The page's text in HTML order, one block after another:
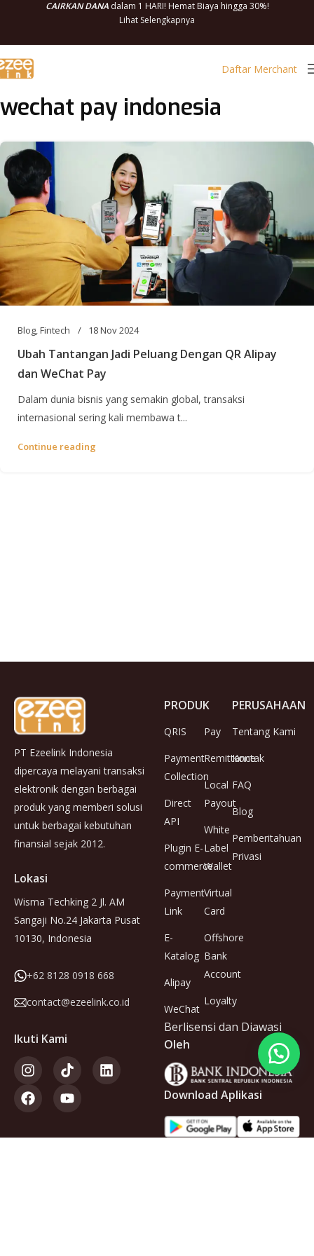
CAIRKAN DANAdalam 1 HARI! Hemat Biaya hingga 30%!
Lihat Selengkapnya
Daftar Merchant
wechat pay indonesia
Blog,Fintech 18 Nov 2024
Ubah Tantangan Jadi Peluang Dengan QR Alipay
dan WeChat Pay
Dalam dunia bisnis yang semakin global, transaksi
internasional sering kali membawa t...
Continue reading
PT Ezeelink Indonesia
dipercaya melayani transaksi
elektronik dengan berbagai
produk yang memberi solusi
untuk berbagai kebutuhan
finansial sejak 2012.
Lokasi
Wisma Techking 2 Jl. AM
Sangaji No.24 Jakarta Pusat
10130, Indonesia
+62 8128 0918 668
contact@ezeelink.co.id
Ikuti Kami
PRODUK
QRIS
Payment
Collection
Direct
API
Plugin E-
commerce
Payment
Link
E-
Katalog
Alipay
WeChat
Pay
Remittance
Local
Payout
White
Label
Wallet
Virtual
Card
Offshore
Bank
Account
Loyalty
PERUSAHAAN
Tentang Kami
Kontak
FAQ
Blog
Pemberitahuan
Privasi
Berlisensi dan Diawasi
Oleh
Download Aplikasi